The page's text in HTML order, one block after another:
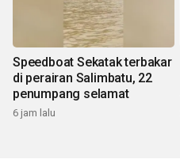
Speedboat Sekatak terbakar
di perairan Salimbatu, 22
penumpang selamat
6 jam lalu